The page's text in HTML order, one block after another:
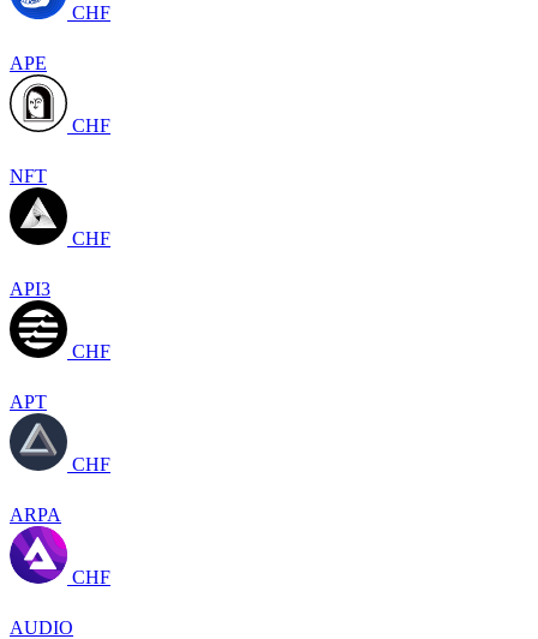
CHF
APE
CHF
NFT
CHF
API3
CHF
APT
CHF
ARPA
CHF
AUDIO